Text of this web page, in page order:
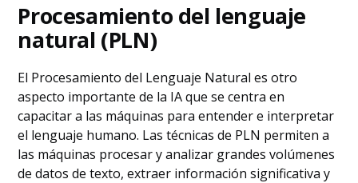
Procesamiento del lenguaje
natural (PLN)
El Procesamiento del Lenguaje Natural es otro
aspecto importante de la IA que se centra en
capacitar a las máquinas para entender e interpretar
el lenguaje humano. Las técnicas de PLN permiten a
las máquinas procesar y analizar grandes volúmenes
de datos de texto, extraer información significativa y